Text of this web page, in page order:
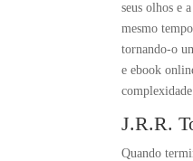
seus olhos e
mesmo
tornando-o
e ebook
J.R.R.
Quando